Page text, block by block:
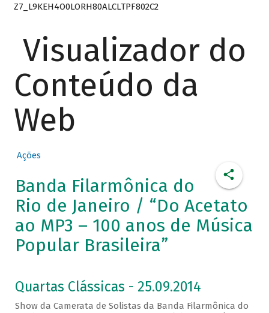
Z7_L9KEH4O0LORH80ALCLTPF802C2
Visualizador do
Conteúdo da
Web
Ações
Banda Filarmônica do
Rio de Janeiro / “Do Acetato
ao MP3 – 100 anos de Música
Popular Brasileira”
Quartas Clássicas - 25.09.2014
Show da Camerata de Solistas da Banda Filarmônica do